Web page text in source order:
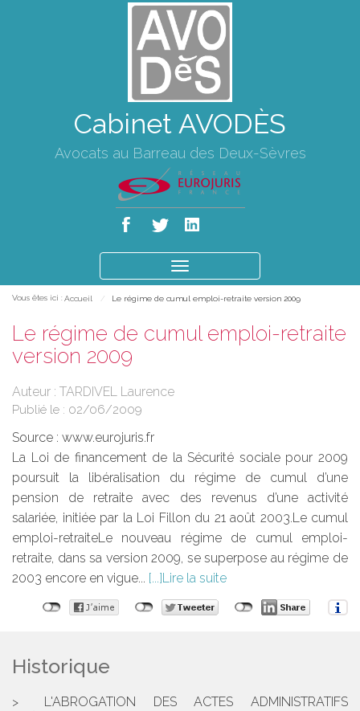
Cabinet AVODÈS
Avocats au Barreau des Deux-Sèvres
le
Vous êtes ici : Accueil Le régime de cumul emploi-retraite version 2009
Le régime de cumul emploi-retraite
version 2009
Auteur : TARDIVEL Laurence
Publié le : 02/06/2009
Source : www.eurojuris.fr
La Loi de financement de la Sécurité sociale pour 2009
poursuit la libéralisation du régime de cumul d’une
pension de retraite avec des revenus d’une activité
salariée, initiée par la Loi Fillon du 21 août 2003.Le cumul
emploi-retraiteLe nouveau régime de cumul emploi-
retraite, dans sa version 2009, se superpose au régime de
2003 encore en vigue...
Lire la suite
Historique
L'ABROGATION DES ACTES ADMINISTRATIFS